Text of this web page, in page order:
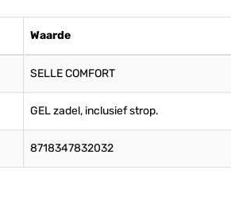
Waarde
SELLE COMFORT
GEL zadel, inclusief strop.
8718347832032